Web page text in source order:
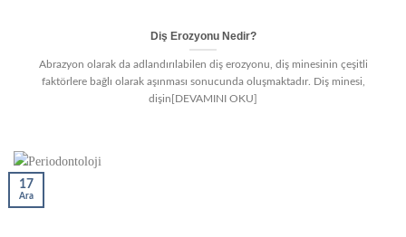
Diş Erozyonu Nedir?
Abrazyon olarak da adlandırılabilen diş erozyonu, diş minesinin çeşitli
faktörlere bağlı olarak aşınması sonucunda oluşmaktadır. Diş minesi,
dişin[DEVAMINI OKU]
17
Ara